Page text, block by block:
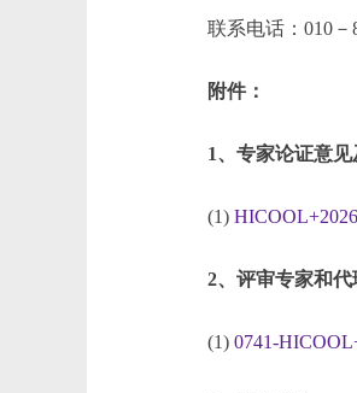
联系电话：010－
附件：
1、专家论证意
(1)
2、评审专家和
(1) 0741-